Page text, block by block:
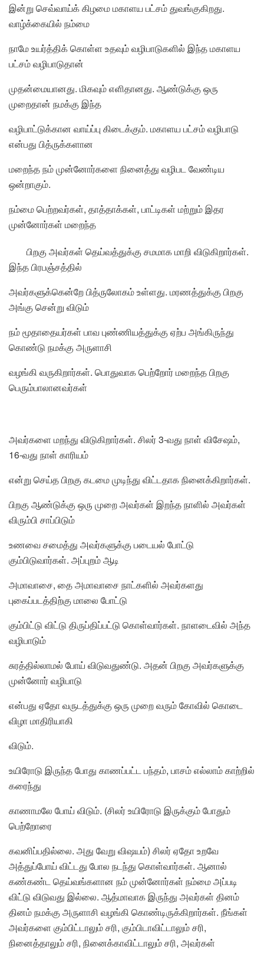
இன்று செவ்வாய்க் கிழமை மகாளய பட்சம் துவங்குகிறது.
வாழ்க்கையில் நம்மை
நாமே உயர்த்திக் கொள்ள உதவும் வழிபாடுகளில் இந்த மகாளய
பட்சம் வழிபாடுதான்
முதன்மையானது. மிகவும் எளிதானது. ஆண்டுக்கு ஒரு
முறைதான் நமக்கு இந்த
வழிபாட்டுக்கான வாய்ப்பு கிடைக்கும். மகாளய பட்சம் வழிபாடு
என்பது பித்ருக்களான
மறைந்த நம் முன்னோர்களை நினைத்து வழிபட வேண்டிய
ஒன்றாகும்.
நம்மை பெற்றவர்கள், தாத்தாக்கள், பாட்டிகள் மற்றும் இதர
முன்னோர்கள் மறைந்த
பிறகு அவர்கள் தெய்வத்துக்கு சமமாக மாறி விடுகிறார்கள்.
இந்த பிரபஞ்சத்தில்
அவர்களுக்கென்றே பித்ருலோகம் உள்ளது. மரணத்துக்கு பிறகு
அங்கு சென்று விடும்
நம் மூதாதையர்கள் பாவ புண்ணியத்துக்கு ஏற்ப அங்கிருந்து
கொண்டு நமக்கு அருளாசி
வழங்கி வருகிறார்கள். பொதுவாக பெற்றோர் மறைந்த பிறகு
பெரும்பாலானவர்கள்
அவர்களை மறந்து விடுகிறார்கள். சிலர் 3-வது நாள் விசேஷம்,
16-வது நாள் காரியம்
என்று செய்த பிறகு கடமை முடிந்து விட்டதாக நினைக்கிறார்கள்.
பிறகு ஆண்டுக்கு ஒரு முறை அவர்கள் இறந்த நாளில் அவர்கள்
விரும்பி சாப்பிடும்
உணவை சமைத்து அவர்களுக்கு படையல் போட்டு
கும்பிடுவார்கள். அப்புறம் ஆடி
அமாவாசை, தை அமாவாசை நாட்களில் அவர்களது
புகைப்படத்திற்கு மாலை போட்டு
கும்பிட்டு விட்டு திருப்திப்பட்டு கொள்வார்கள். நாளடைவில் அந்த
வழிபாடும்
சுரத்தில்லாமல் போய் விடுவதுண்டு. அதன் பிறகு அவர்களுக்கு
முன்னோர் வழிபாடு
என்பது ஏதோ வருடத்துக்கு ஒரு முறை வரும் கோவில் கொடை
விழா மாதிரியாகி
விடும்.
உயிரோடு இருந்த போது காணப்பட்ட பந்தம், பாசம் எல்லாம் காற்றில்
கரைந்து
காணாமலே போய் விடும். (சிலர் உயிரோடு இருக்கும் போதும்
பெற்றோரை
கவனிப்பதில்லை. அது வேறு விஷயம்) சிலர் ஏதோ உறவே
அத்துப்போய் விட்டது போல நடந்து கொள்வார்கள். ஆனால்
கண்கண்ட தெய்வங்களான நம் முன்னோர்கள் நம்மை அப்படி
விட்டு விடுவது இல்லை. ஆத்மாவாக இருந்து அவர்கள் தினம்
தினம் நமக்கு அருளாசி வழங்கி கொண்டிருக்கிறார்கள். நீங்கள்
அவர்களை கும்பிட்டாலும் சரி, கும்பிடாவிட்டாலும் சரி,
நினைத்தாலும் சரி, நினைக்காவிட்டாலும் சரி, அவர்கள்